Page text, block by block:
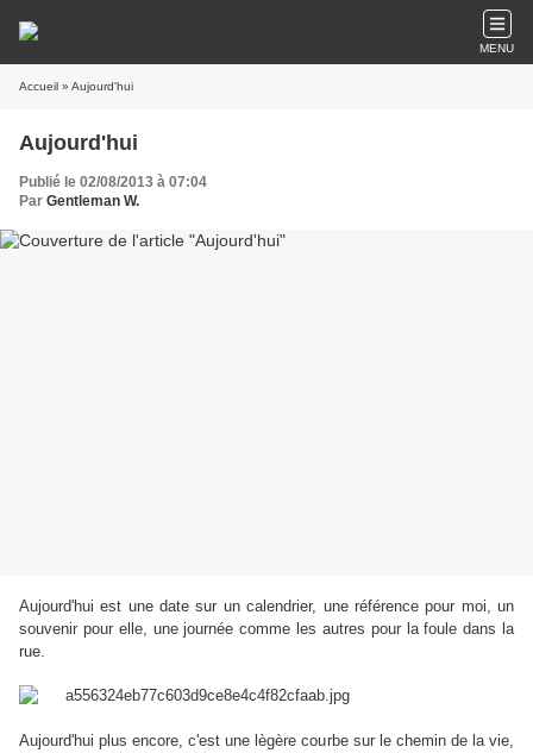
MENU
Accueil » Aujourd'hui
Aujourd'hui
Publié le 02/08/2013 à 07:04
Par Gentleman W.
Aujourd'hui est une date sur un calendrier, une référence pour moi, un
souvenir pour elle, une journée comme les autres pour la foule dans la
rue.
Aujourd'hui plus encore, c'est une lègère courbe sur le chemin de la vie,